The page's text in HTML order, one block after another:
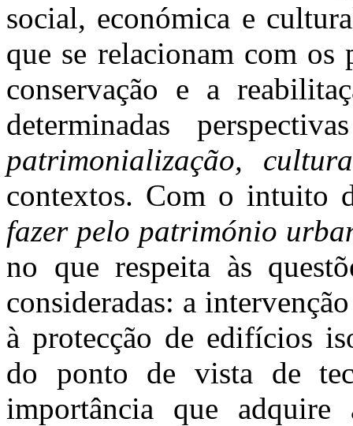
social, económica e
que se relacionam com os
conservação e a
determinadas
patrimonialização,
contextos. Com o intuito
fazer pelo património
no que respeita às
consideradas: a
à protecção de edifícios
do ponto de vista de
importância que adquire